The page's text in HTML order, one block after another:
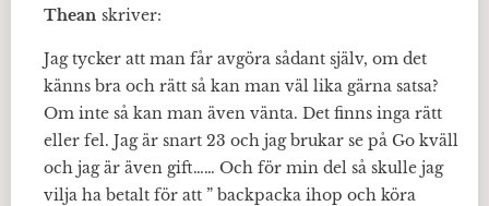
Thean skriver:
Jag tycker att man får avgöra sådant själv, om det
känns bra och rätt så kan man väl lika gärna satsa?
Om inte så kan man även vänta. Det finns inga rätt
eller fel. Jag är snart 23 och jag brukar se på Go kväll
och jag är även gift…… Och för min del så skulle jag
vilja ha betalt för att ” backpacka ihop och köra